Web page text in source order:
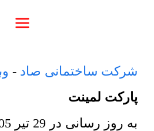
شرکت ساختمانی صاد -
پارکت لمینت
به روز رسانی در 29 تیر 1405